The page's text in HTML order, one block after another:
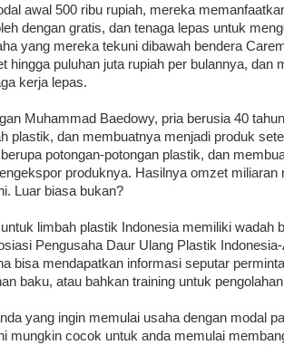
awal 500 ribu rupiah, mereka
dengan gratis, dan tenaga lepas untuk
yang mereka tekuni dibawah bendera
hingga puluhan juta rupiah per bulannya, dan
kerja lepas.
Muhammad Baedowy, pria berusia 40
plastik, dan membuatnya menjadi produk
potongan-potongan plastik, dan
produknya. Hasilnya omzet miliaran
Luar biasa bukan?
limbah plastik Indonesia memiliki wadah
Pengusaha Daur Ulang Plastik
bisa mendapatkan informasi seputar
baku, atau bahkan training untuk
yang ingin memulai usaha dengan modal
mungkin cocok untuk anda memulai